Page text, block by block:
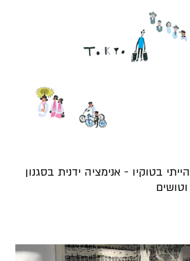
בטוקיו - אנימציה ידנית בסגנון